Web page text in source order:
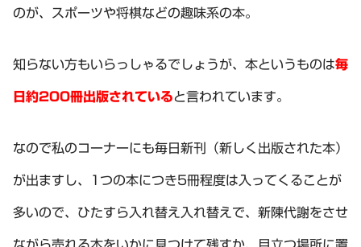
のが、スポーツや将棋などの趣味系の本。
知らない方もいらっしゃるでしょうが、本というものは毎
日約200冊出版されていると言われています。
なので私のコーナーにも毎日新刊（新しく出版された本）
が出ますし、1つの本につき5冊程度は入ってくることが
多いので、ひたすら入れ替え入れ替えで、新陳代謝をさせ
ながら売れる本をいかに見つけて残すか、目立つ場所に置